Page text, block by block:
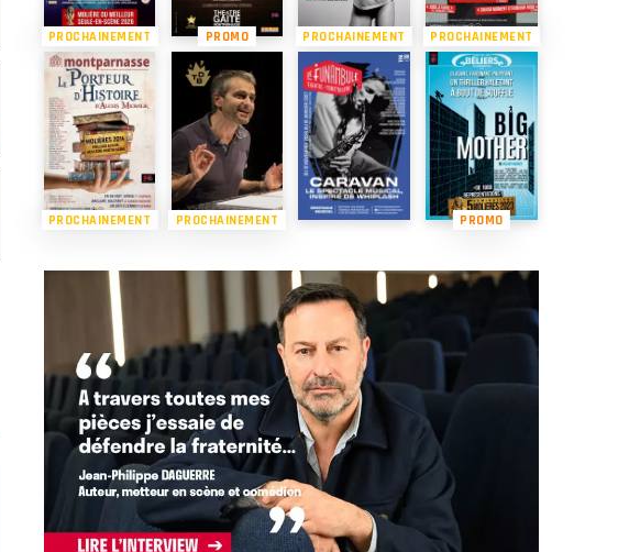
PROCHAINEMENT PROMO PROCHAINEMENT PROCHAINEMENT
PROCHAINEMENT PROCHAINEMENT PROMO